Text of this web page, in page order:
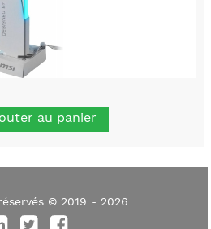
au panier
© 2019 - 2026